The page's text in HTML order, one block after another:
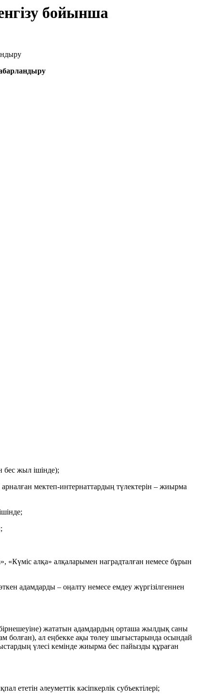
енгізу бойынша
бес жыл ішінде);
мектеп-интернаттардың түлектерін – жиырма
«Күміс алқа» алқаларымен наградталған немесе бұрын
адамдарды – оңалту немесе емдеу жүргізілгеннен
бірнешеуіне) жататын адамдардың орташа жылдық саны
болған), ал еңбекке ақы төлеу шығыстарында осындай
үлесі кемінде жиырма бес пайызды құраған
ететін әлеуметтік кәсіпкерлік субъектілері;